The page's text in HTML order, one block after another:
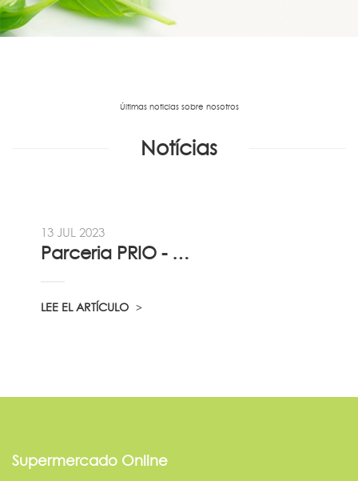
Últimas noticias sobre nosotros
Notícias
13 JUL 2023
Parceria PRIO - Viadireta - Goodafter...
LEE EL ARTÍCULO
Supermercado Online